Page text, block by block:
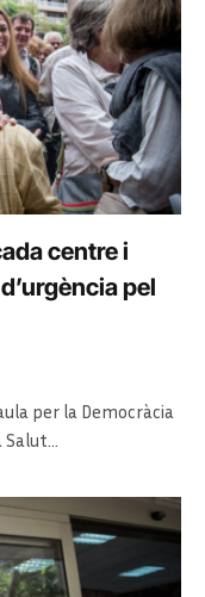
centre i
pel
per la Democràcia
Salut…